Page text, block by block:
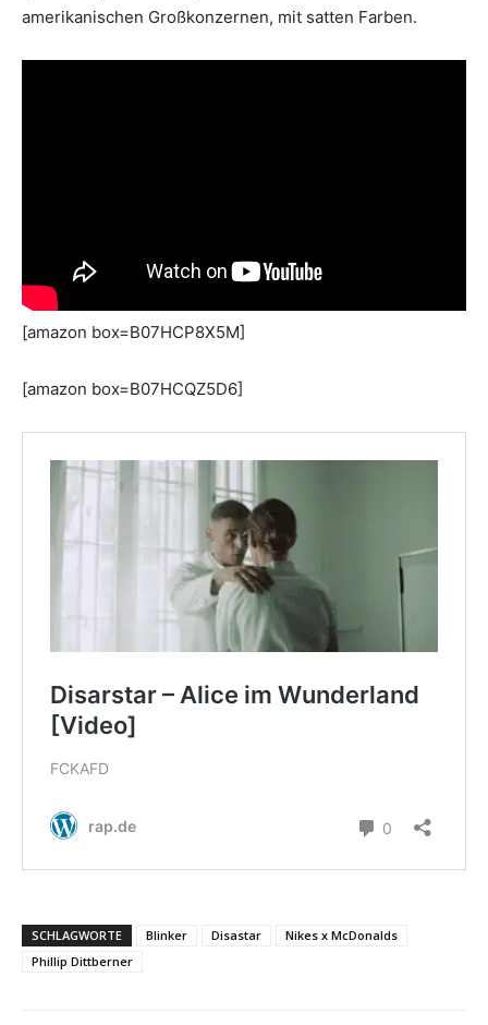
amerikanischen Großkonzernen, mit satten Farben.
[amazon box=B07HCP8X5M]
[amazon box=B07HCQZ5D6]
SCHLAGWORTE Blinker Disastar
Nikes x McDonalds
Phillip Dittberner